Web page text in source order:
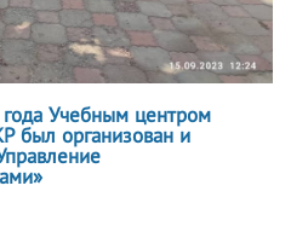
Учебным центром
был организован и